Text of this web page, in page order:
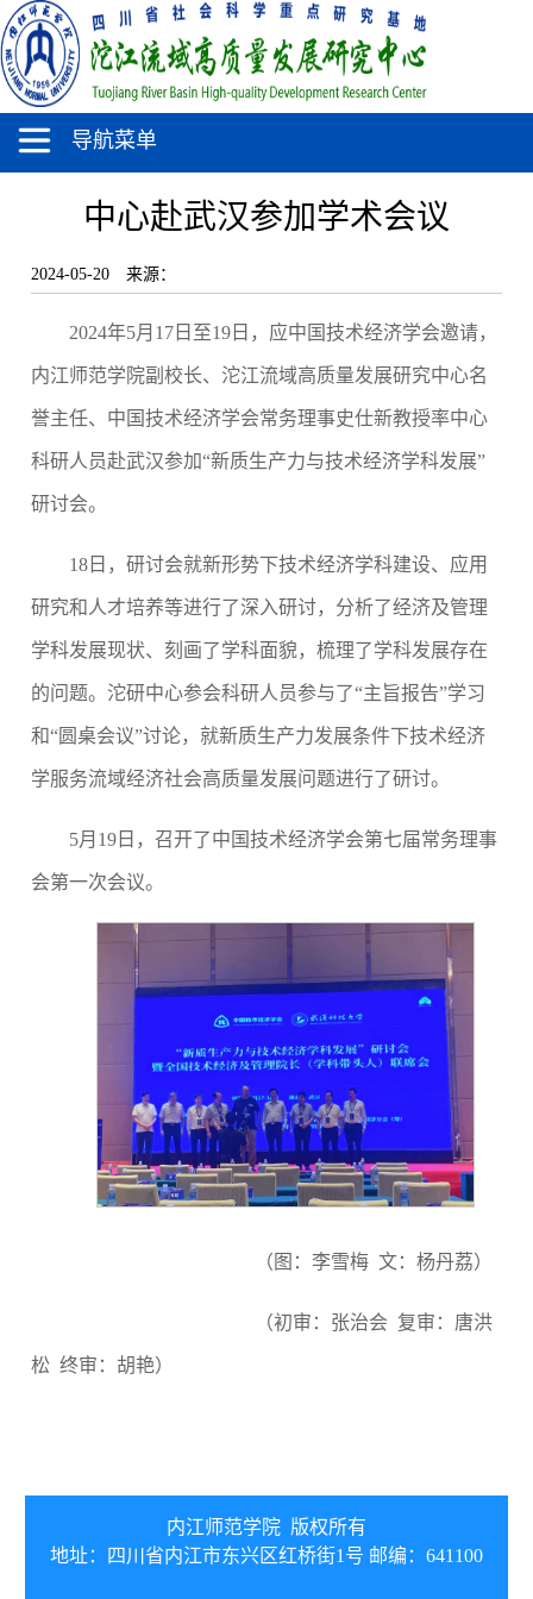
导航菜单
中心赴武汉参加学术会议
2024-05-20 来源：
2024年5月17日至19日，应中国技术经济学会邀请，
内江师范学院副校长、沱江流域高质量发展研究中心名
誉主任、中国技术经济学会常务理事史仕新教授率中心
科研人员赴武汉参加“新质生产力与技术经济学科发展”
研讨会。
18日，研讨会就新形势下技术经济学科建设、应用
研究和人才培养等进行了深入研讨，分析了经济及管理
学科发展现状、刻画了学科面貌，梳理了学科发展存在
的问题。沱研中心参会科研人员参与了“主旨报告”学习
和“圆桌会议”讨论，就新质生产力发展条件下技术经济
学服务流域经济社会高质量发展问题进行了研讨。
5月19日，召开了中国技术经济学会第七届常务理事
会第一次会议。
（图：李雪梅 文：杨丹荔）
（初审：张治会 复审：唐洪
松 终审：胡艳）
内江师范学院 版权所有
地址：四川省内江市东兴区红桥街1号 邮编：641100